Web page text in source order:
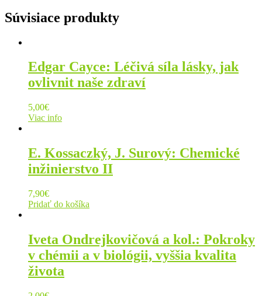
Súvisiace produkty
Edgar Cayce: Léčivá síla lásky, jak
ovlivnit naše zdraví
5,00€
Viac info
E. Kossaczký, J. Surový: Chemické
inžinierstvo II
7,90€
Pridať do košíka
Iveta Ondrejkovičová a kol.: Pokroky
v chémii a v biológii, vyššia kvalita
života